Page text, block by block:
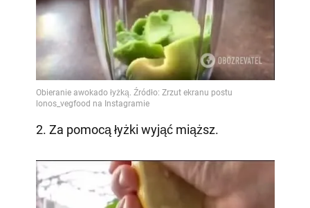
2. Za pomocą łyżki wyjąć miąższ.